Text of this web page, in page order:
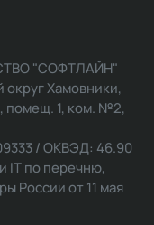
"СОФТЛАЙН"
округ Хамовники,
помещ. 1, ком. №2,
/ ОКВЭД: 46.90
IT по перечню,
России от 11 мая